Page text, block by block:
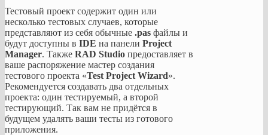
Тестовый проект содержит один или
несколько тестовых случаев, которые
представляют из себя обычные .pas файлы и
будут доступны в IDE на панели Project
Manager. Также RAD Studio предоставляет в
ваше распоряжение мастер создания
тестового проекта «Test Project Wizard».
Рекомендуется создавать два отдельных
проекта: один тестируемый, а второй
тестирующий. Так вам не придётся в
будущем удалять ваши тесты из готового
приложения.